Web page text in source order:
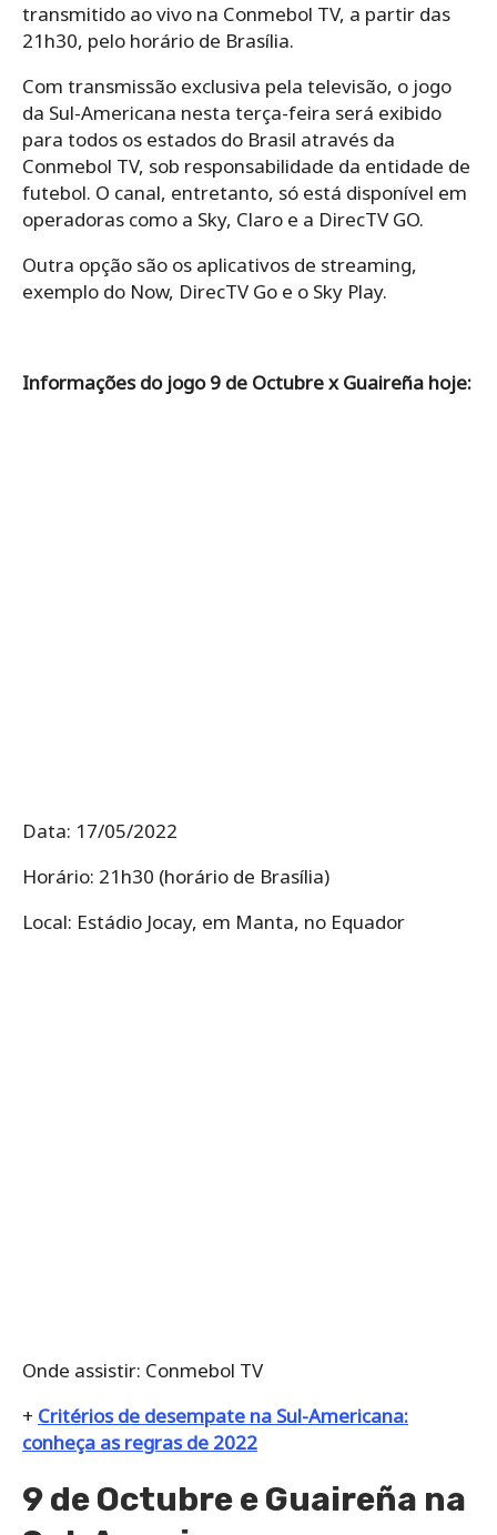
transmitido ao vivo na Conmebol TV, a partir das
21h30, pelo horário de Brasília.
Com transmissão exclusiva pela televisão, o jogo
da Sul-Americana nesta terça-feira será exibido
para todos os estados do Brasil através da
Conmebol TV, sob responsabilidade da entidade de
futebol. O canal, entretanto, só está disponível em
operadoras como a Sky, Claro e a DirecTV GO.
Outra opção são os aplicativos de streaming,
exemplo do Now, DirecTV Go e o Sky Play.
Informações do jogo 9 de Octubre x Guaireña hoje:
Data: 17/05/2022
Horário: 21h30 (horário de Brasília)
Local: Estádio Jocay, em Manta, no Equador
Onde assistir: Conmebol TV
+ Critérios de desempate na Sul-Americana:
conheça as regras de 2022
9 de Octubre e Guaireña na